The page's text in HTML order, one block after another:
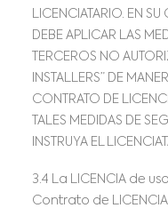
LICENCIATARIO. EN
DEBE APLICAR LAS
TERCEROS NO
INSTALLERS” DE
CONTRATO DE
TALES MEDIDAS DE
INSTRUYA EL
3.4 La LICENCIA de
Contrato de